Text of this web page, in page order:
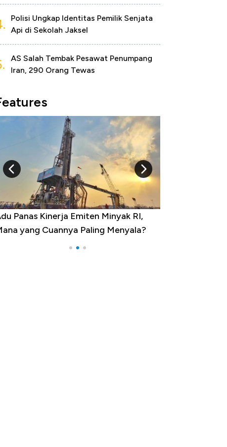
Polisi Ungkap Identitas Pemilik Senjata
Api di Sekolah Jaksel
AS Salah Tembak Pesawat Penumpang
Iran, 290 Orang Tewas
Minyak RI,
Paling Menyala?
10 Provinsi dengan Tingkat
Pengangguran Tertinggi, Ada